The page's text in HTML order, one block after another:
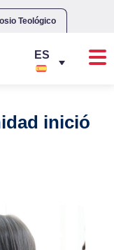
Teológico
inició